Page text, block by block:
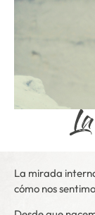
La mirada
cómo nos